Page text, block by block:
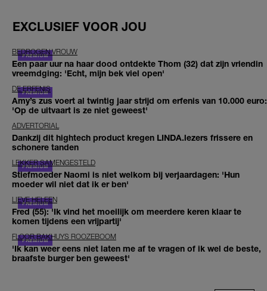
EXCLUSIEF VOOR JOU
BEDROGEN VROUW
Een paar uur na haar dood ontdekte Thom (32) dat zijn vriendin
vreemdging: 'Echt, mijn bek viel open'
DE ERFENIS
Amy’s zus voert al twintig jaar strijd om erfenis van 10.000 euro:
'Op de uitvaart is ze niet geweest'
ADVERTORIAL
Dankzij dit hightech product kregen LINDA.lezers frissere en
schonere tanden
LEKKER SAMENGESTELD
Stiefmoeder Naomi is niet welkom bij verjaardagen: 'Hun
moeder wil niet dat ik er ben'
LIEVE HELEEN
Fred (55): 'Ik vind het moeilijk om meerdere keren klaar te
komen tijdens een vrijpartij'
FLOOR BAKHUYS ROOZEBOOM
'Ik kan weer eens niet laten me af te vragen of ik wel de beste,
braafste burger ben geweest'